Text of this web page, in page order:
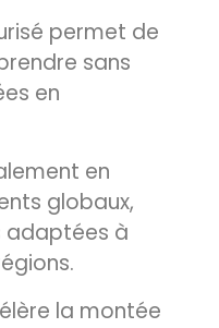
permet de
sans
en
en
globaux,
adaptées à
la montée